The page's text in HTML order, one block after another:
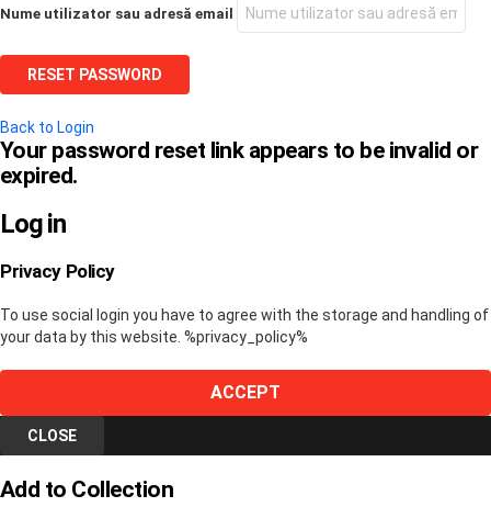
Nume utilizator sau adresă email
Back to Login
Your password reset link appears to be invalid or
expired.
Log in
Privacy Policy
To use social login you have to agree with the storage and handling of
your data by this website. %privacy_policy%
ACCEPT
CLOSE
Add to Collection